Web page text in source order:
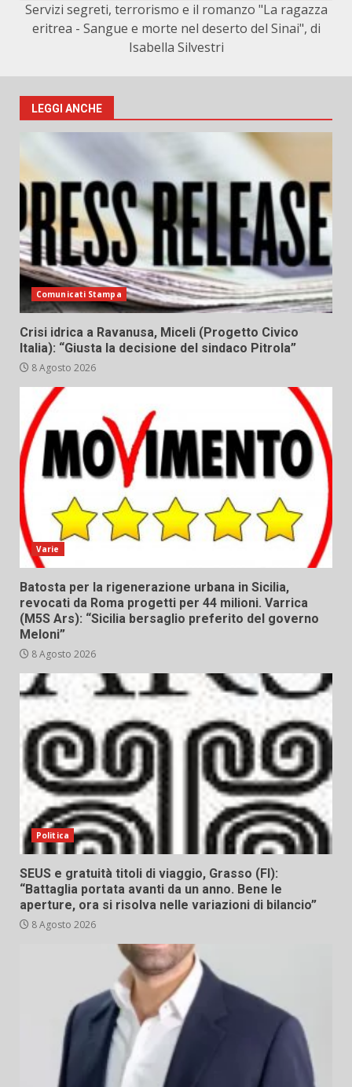
Servizi segreti, terrorismo e il romanzo "La ragazza
eritrea - Sangue e morte nel deserto del Sinai", di
Isabella Silvestri
LEGGI ANCHE
Comunicati Stampa
Crisi idrica a Ravanusa, Miceli (Progetto Civico
Italia): “Giusta la decisione del sindaco Pitrola”
8 Agosto 2026
Varie
Batosta per la rigenerazione urbana in Sicilia,
revocati da Roma progetti per 44 milioni. Varrica
(M5S Ars): “Sicilia bersaglio preferito del governo
Meloni”
8 Agosto 2026
Politica
SEUS e gratuità titoli di viaggio, Grasso (FI):
“Battaglia portata avanti da un anno. Bene le
aperture, ora si risolva nelle variazioni di bilancio”
8 Agosto 2026